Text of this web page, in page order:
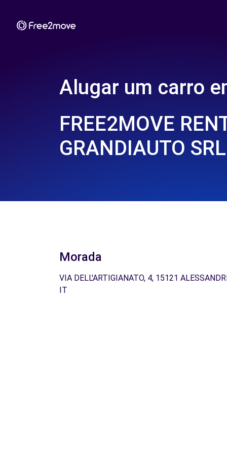
Alugar um carro
FREE2MOVE
GRANDIAUTO
Morada
VIA DELL'ARTIGIANATO, 4, 15121
IT